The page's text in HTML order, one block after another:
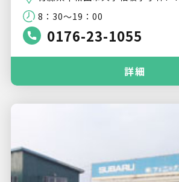
8：30～19：00
0176-23-1055
詳細